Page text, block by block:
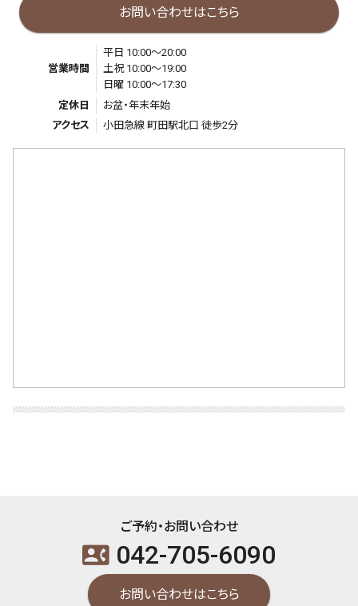
お問い合わせはこちら
営業時間
平日 10:00～20:00
土祝 10:00～19:00
日曜 10:00～17:30
定休日
お盆・年末年始
アクセス
小田急線 町田駅北口 徒歩2分
ご予約・お問い合わせ
contact_phone 042-705-6090
お問い合わせはこちら